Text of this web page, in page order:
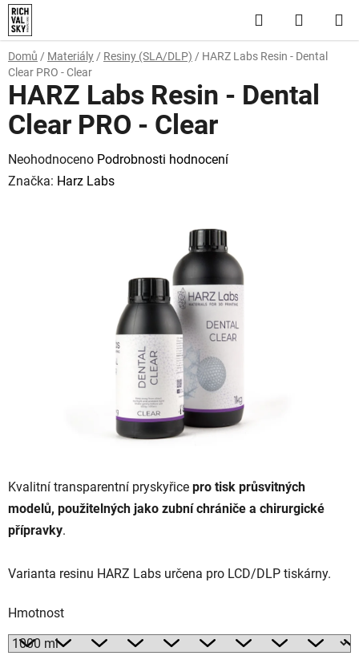
Přejít
na
obsah
Hledat
KOŠÍK
Domů / Materiály / Resiny (SLA/DLP) / HARZ Labs Resin - Dental
Clear PRO - Clear
Kvalitní transparentní pryskyřice pro tisk průsvitných
modelů, použitelných jako zubní chrániče a chirurgické
přípravky.
Varianta resinu HARZ Labs určena pro LCD/DLP tiskárny.
Hmotnost
HARZ Labs Resin - Dental
Clear PRO - Clear
Průměrné
hodnocení
Neohodnoceno Podrobnosti hodnocení
Značka: Harz Labs